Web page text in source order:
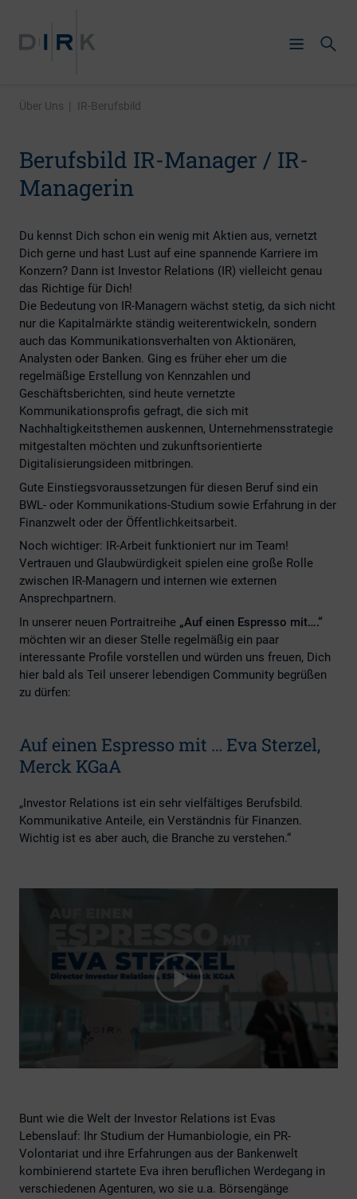
Über Uns | IR-Berufsbild
Berufsbild IR-Manager / IR-
Managerin
Du kennst Dich schon ein wenig mit Aktien aus, vernetzt
Dich gerne und hast Lust auf eine spannende Karriere im
Konzern? Dann ist Investor Relations (IR) vielleicht genau
das Richtige für Dich!
Die Bedeutung von IR-Managern wächst stetig, da sich nicht
nur die Kapitalmärkte ständig weiterentwickeln, sondern
auch das Kommunikationsverhalten von Aktionären,
Analysten oder Banken. Ging es früher eher um die
regelmäßige Erstellung von Kennzahlen und
Geschäftsberichten, sind heute vernetzte
Kommunikationsprofis gefragt, die sich mit
Nachhaltigkeitsthemen auskennen, Unternehmensstrategie
mitgestalten möchten und zukunftsorientierte
Digitalisierungsideen mitbringen.
Gute Einstiegsvoraussetzungen für diesen Beruf sind ein
BWL- oder Kommunikations-Studium sowie Erfahrung in der
Finanzwelt oder der Öffentlichkeitsarbeit.
Noch wichtiger: IR-Arbeit funktioniert nur im Team!
Vertrauen und Glaubwürdigkeit spielen eine große Rolle
zwischen IR-Managern und internen wie externen
Ansprechpartnern.
In unserer neuen Portraitreihe „Auf einen Espresso mit….“
möchten wir an dieser Stelle regelmäßig ein paar
interessante Profile vorstellen und würden uns freuen, Dich
hier bald als Teil unserer lebendigen Community begrüßen
zu dürfen:
Auf einen Espresso mit … Eva Sterzel,
Merck KGaA
„Investor Relations ist ein sehr vielfältiges Berufsbild.
Kommunikative Anteile, ein Verständnis für Finanzen.
Wichtig ist es aber auch, die Branche zu verstehen.“
Bunt wie die Welt der Investor Relations ist Evas
Lebenslauf: Ihr Studium der Humanbiologie, ein PR-
Volontariat und ihre Erfahrungen aus der Bankenwelt
kombinierend startete Eva ihren beruflichen Werdegang in
verschiedenen Agenturen, wo sie u.a. Börsengänge